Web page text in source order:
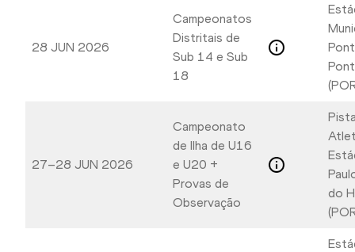
28 JUN 2026
Campeonatos
Distritais de
Sub 14 e Sub
18
27–28 JUN 2026
Campeonato
de Ilha de U16
e U20 +
Provas de
Observação
do